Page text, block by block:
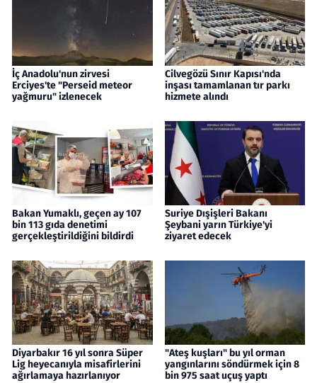
İç Anadolu'nun zirvesi
Erciyes'te "Perseid meteor
yağmuru" izlenecek
Cilvegözü Sınır Kapısı'nda
inşası tamamlanan tır parkı
hizmete alındı
Bakan Yumaklı, geçen ay 107
bin 113 gıda denetimi
gerçekleştirildiğini bildirdi
Suriye Dışişleri Bakanı
Şeybani yarın Türkiye'yi
ziyaret edecek
Diyarbakır 16 yıl sonra Süper
Lig heyecanıyla misafirlerini
ağırlamaya hazırlanıyor
"Ateş kuşları" bu yıl orman
yangınlarını söndürmek için 8
bin 975 saat uçuş yaptı